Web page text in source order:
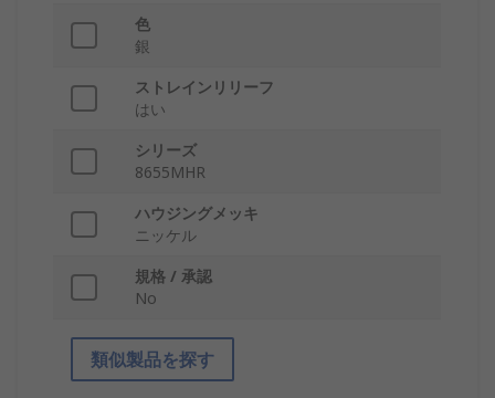
色
銀
ストレインリリーフ
はい
シリーズ
8655MHR
ハウジングメッキ
ニッケル
規格 / 承認
No
類似製品を探す